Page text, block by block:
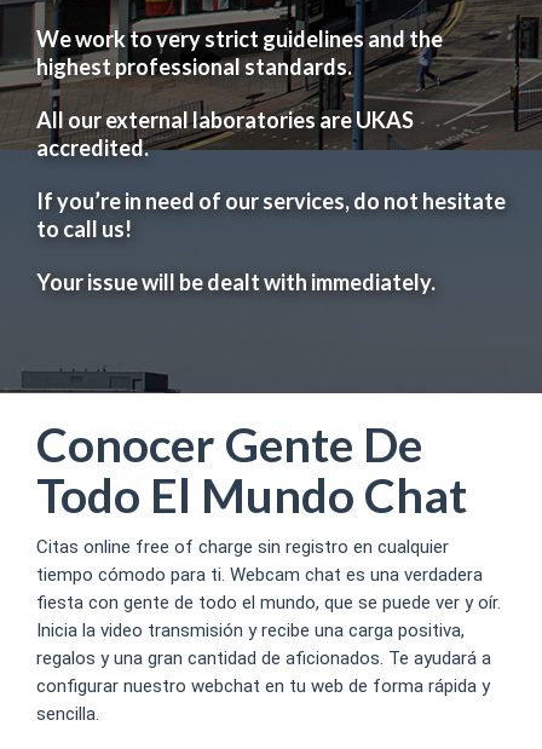
We work to very strict guidelines and the
highest professional standards.
All our external laboratories are UKAS
accredited.
If you’re in need of our services, do not hesitate
to call us!
Your issue will be dealt with immediately.
Conocer Gente De
Todo El Mundo Chat
Citas online free of charge sin registro en cualquier
tiempo cómodo para ti. Webcam chat es una verdadera
fiesta con gente de todo el mundo, que se puede ver y oír.
Inicia la video transmisión y recibe una carga positiva,
regalos y una gran cantidad de aficionados. Te ayudará a
configurar nuestro webchat en tu web de forma rápida y
sencilla.